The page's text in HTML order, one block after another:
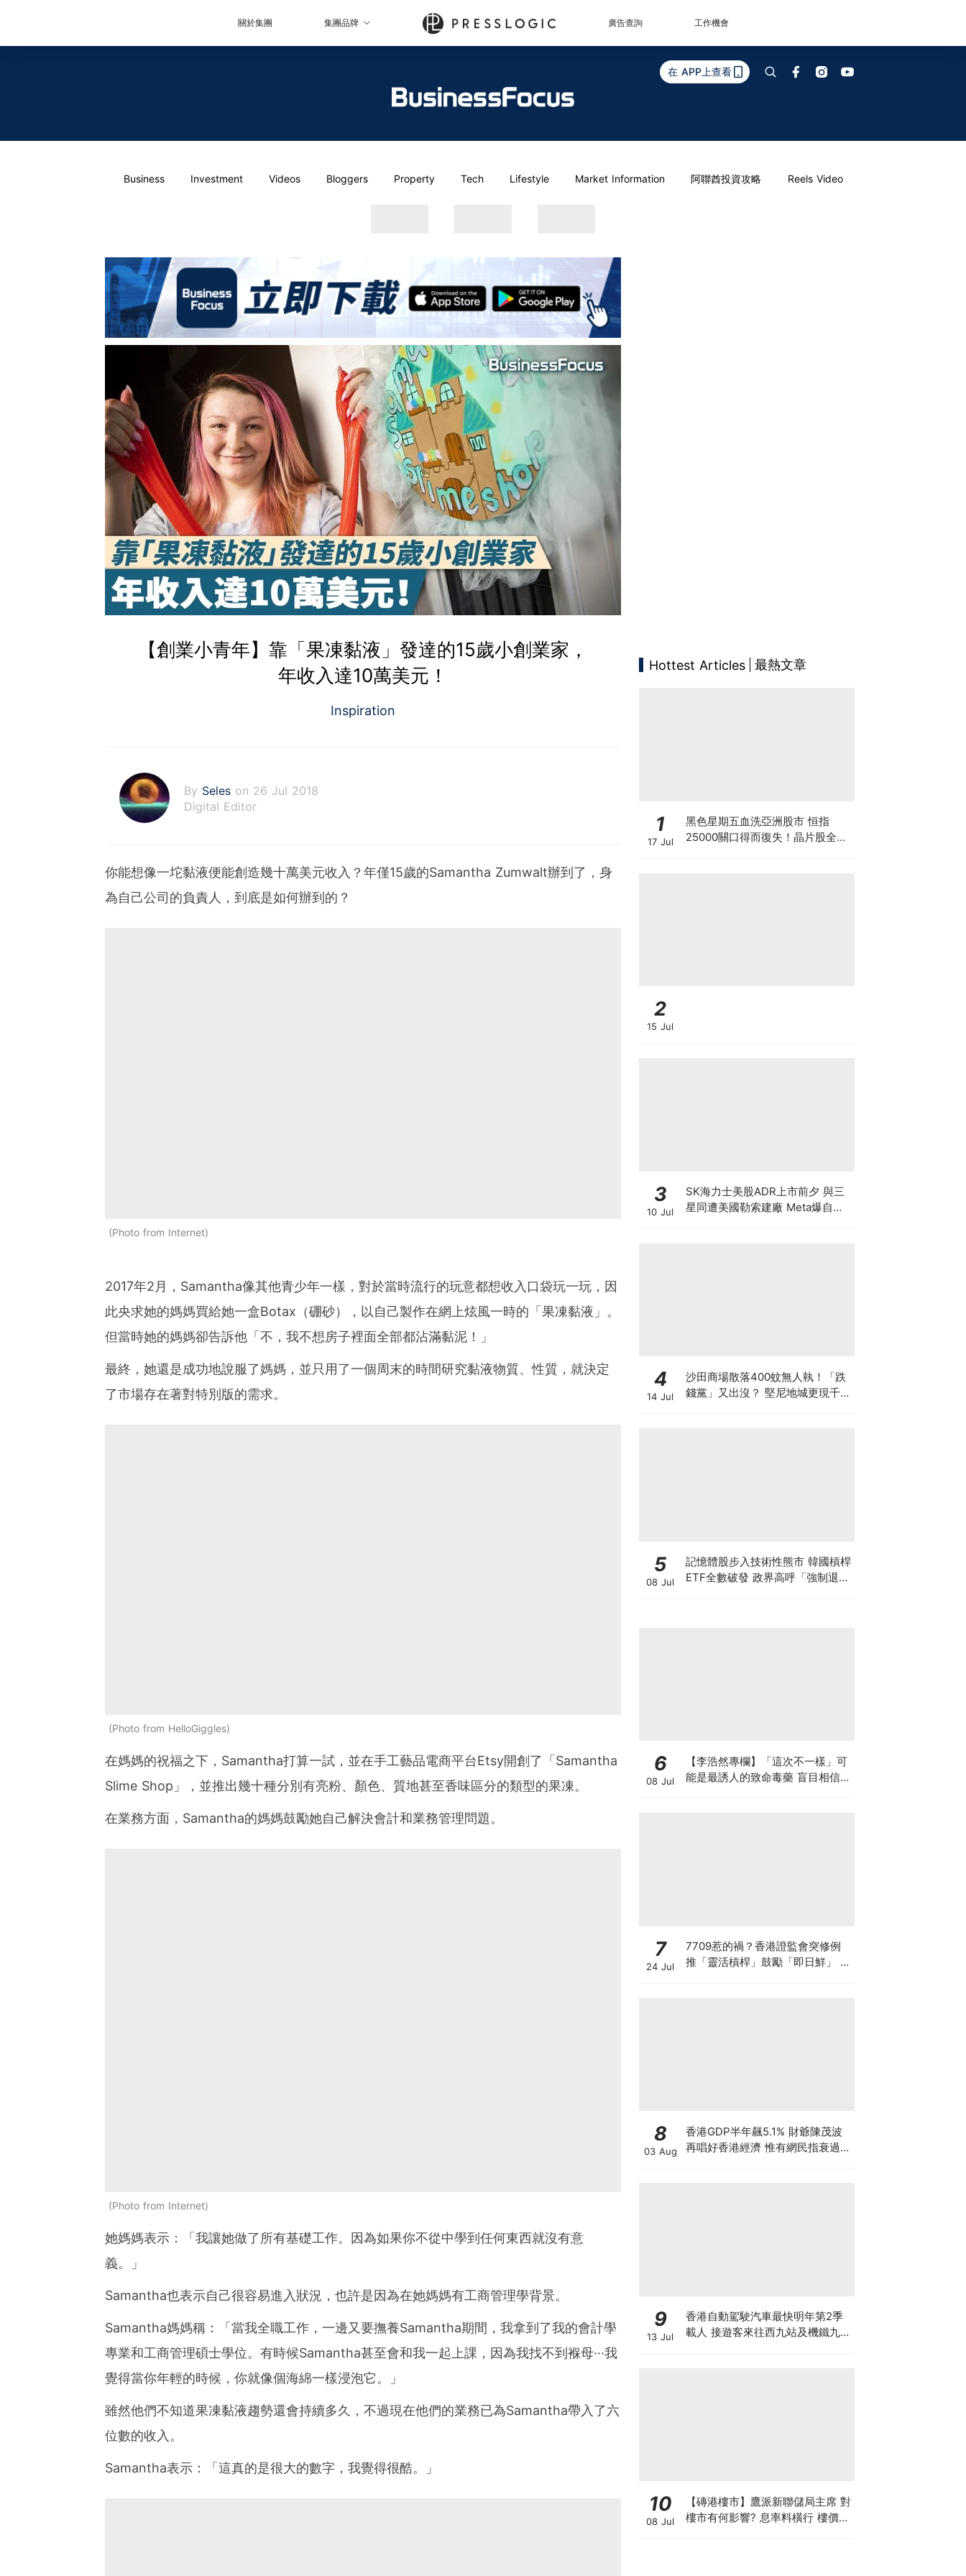
關於集團 集團品牌 廣告查詢 工作機會
在 APP上查看
Business Investment Videos Bloggers Property Tech Lifestyle Market Information 阿聯酋投資攻略 Reels Video
【創業小青年】靠「果凍黏液」發達的15歲小創業家，
年收入達10萬美元！
Inspiration
By Seles on 26 Jul 2018
Digital Editor
你能想像一坨黏液便能創造幾十萬美元收入？年僅15歲的Samantha Zumwalt辦到了，身
為自己公司的負責人，到底是如何辦到的？
Photo from Internet
2017年2月，Samantha像其他青少年一樣，對於當時流行的玩意都想收入口袋玩一玩，因
此央求她的媽媽買給她一盒Botax（硼砂），以自己製作在網上炫風一時的「果凍黏液」。
但當時她的媽媽卻告訴他「不，我不想房子裡面全部都沾滿黏泥！」
最終，她還是成功地說服了媽媽，並只用了一個周末的時間研究黏液物質、性質，就決定
了市場存在著對特別版的需求。
Photo from HelloGiggles
在媽媽的祝福之下，Samantha打算一試，並在手工藝品電商平台Etsy開創了「Samantha
Slime Shop」，並推出幾十種分別有亮粉、顏色、質地甚至香味區分的類型的果凍。
在業務方面，Samantha的媽媽鼓勵她自己解決會計和業務管理問題。
Photo from Internet
她媽媽表示：「我讓她做了所有基礎工作。因為如果你不從中學到任何東西就沒有意
義。」
Samantha也表示自己很容易進入狀況，也許是因為在她媽媽有工商管理學背景。
Samantha媽媽稱：「當我全職工作，一邊又要撫養Samantha期間，我拿到了我的會計學
專業和工商管理碩士學位。有時候Samantha甚至會和我一起上課，因為我找不到褓母···我
覺得當你年輕的時候，你就像個海綿一樣浸泡它。」
雖然他們不知道果凍黏液趨勢還會持續多久，不過現在他們的業務已為Samantha帶入了六
位數的收入。
Samantha表示：「這真的是很大的數字，我覺得很酷。」
Hottest Articles 最熱文章
1
17 Jul
黑色星期五血洗亞洲股市 恒指
25000關口得而復失！晶片股全線
2
15 Jul
3
10 Jul
SK海力士美股ADR上市前夕 與三
星同遭美國勒索建廠 Meta爆自研
4
14 Jul
沙田商場散落400蚊無人執！「跌
錢黨」又出沒？ 堅尼地城更現千元
5
08 Jul
記憶體股步入技術性熊市 韓國槓桿
ETF全數破發 政界高呼「強制退
6
08 Jul
【李浩然專欄】「這次不一樣」可
能是最誘人的致命毒藥 盲目相信AI
7
24 Jul
7709惹的禍？香港證監會突修例
推「靈活槓桿」鼓勵「即日鮮」 韓
8
03 Aug
香港GDP半年飆5.1% 財爺陳茂波
再唱好香港經濟 惟有網民指衰過
9
13 Jul
香港自動駕駛汽車最快明年第2季
載人 接遊客來往西九站及機鐵九龍
10
08 Jul
【磚港樓市】鷹派新聯儲局主席 對
樓市有何影響? 息率料橫行 樓價或